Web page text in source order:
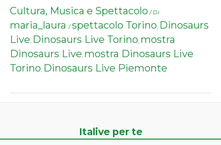
Cultura, Musica e Spettacolo / Di
maria_laura / spettacolo Torino, Dinosaurs
Live, Dinosaurs Live Torino, mostra
Dinosaurs Live, mostra Dinosaurs Live
Torino, Dinosaurs Live Piemonte
Italive per te